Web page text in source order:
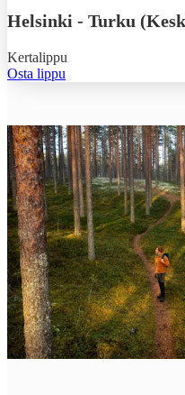
Helsinki - Turku
Kertalippu
Osta lippu